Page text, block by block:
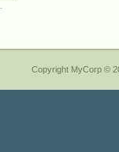
Copyright MyCorp ©